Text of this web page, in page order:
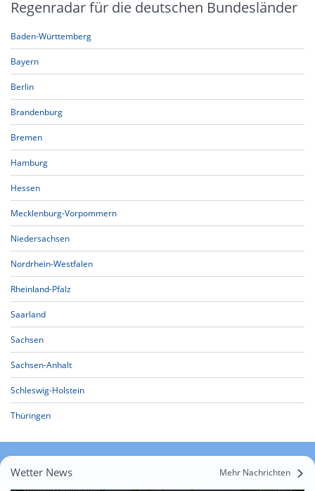
Regenradar für die deutschen Bundesländer
Baden-Württemberg
Bayern
Berlin
Brandenburg
Bremen
Hamburg
Hessen
Mecklenburg-Vorpommern
Niedersachsen
Nordrhein-Westfalen
Rheinland-Pfalz
Saarland
Sachsen
Sachsen-Anhalt
Schleswig-Holstein
Thüringen
Wetter News Mehr Nachrichten